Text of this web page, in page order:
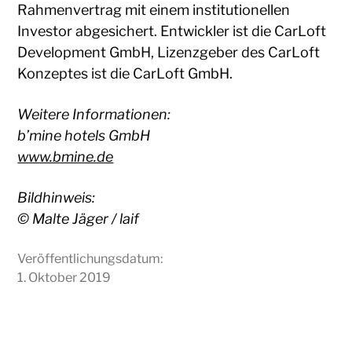
Rahmenvertrag mit einem institutionellen
Investor abgesichert. Entwickler ist die CarLoft
Development GmbH, Lizenzgeber des CarLoft
Konzeptes ist die CarLoft GmbH.
Weitere Informationen:
b’mine hotels GmbH
www.bmine.de
Bildhinweis:
© Malte Jäger / laif
Veröffentlichungsdatum:
1. Oktober 2019